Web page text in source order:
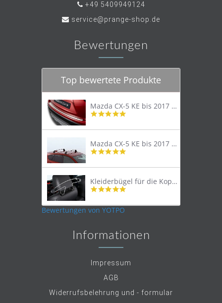
+49 5409949124
service@prange-shop.de
Bewertungen
Top bewertete Produkte
Mazda CX-5 KE bis 2017 Trittschutzleiste Edelstahl original
4.8
rating
Mazda CX-5 KE bis 2017 Lastenträger Dachträger
4.9
rating
Kleiderbügel für die Kopfstütze
4.9
rating
Bewertungen von YOTPO
Informationen
Impressum
AGB
Widerrufsbelehrung und - formular